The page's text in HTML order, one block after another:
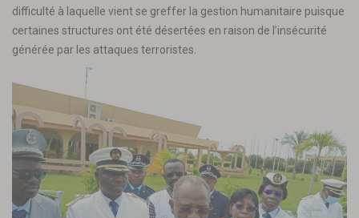
difficulté à laquelle vient se greffer la gestion humanitaire puisque
certaines structures ont été désertées en raison de l’insécurité
générée par les attaques terroristes.